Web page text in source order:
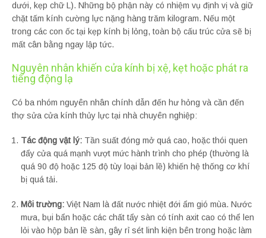
dưới, kẹp chữ L). Những bộ phận này có nhiệm vụ định vị và giữ
chặt tấm kính cường lực nặng hàng trăm kilogram. Nếu một
trong các con ốc tại kẹp kính bị lỏng, toàn bộ cấu trúc cửa sẽ bị
mất cân bằng ngay lập tức.
Nguyên nhân khiến cửa kính bị xệ, kẹt hoặc phát ra
tiếng động lạ
Có ba nhóm nguyên nhân chính dẫn đến hư hỏng và cần đến
thợ sửa cửa kính thủy lực tại nhà chuyên nghiệp:
Tác động vật lý: Tần suất đóng mở quá cao, hoặc thói quen
đẩy cửa quá mạnh vượt mức hành trình cho phép (thường là
quá 90 độ hoặc 125 độ tùy loại bản lề) khiến hệ thống cơ khí
bị quá tải.
Môi trường: Việt Nam là đất nước nhiệt đới ẩm gió mùa. Nước
mưa, bụi bẩn hoặc các chất tẩy sàn có tính axit cao có thể len
lỏi vào hộp bản lề sàn, gây rỉ sét linh kiện bên trong hoặc làm